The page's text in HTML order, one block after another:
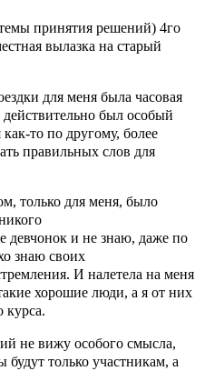
принятия решений) 4го
вылазка на старый
для меня была часовая
был особый
то по другому, более
правильных слов для
только для меня, было
девчонок и не знаю, даже по
знаю своих
И налетела на меня
хорошие люди, а я от них
курса.
не вижу особого смысла,
будут только участникам, а